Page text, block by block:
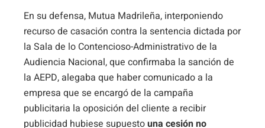
En su defensa, Mutua Madrileña, interponiendo
recurso de casación contra la sentencia dictada por
la Sala de lo Contencioso-Administrativo de la
Audiencia Nacional, que confirmaba la sanción de
la AEPD, alegaba que haber comunicado a la
empresa que se encargó de la campaña
publicitaria la oposición del cliente a recibir
publicidad hubiese supuestouna cesión no